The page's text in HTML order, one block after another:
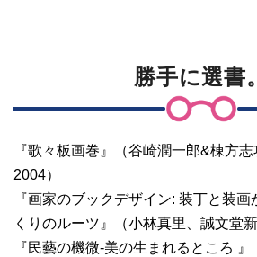
勝手に選書。
『歌々板画巻』（谷崎潤一郎&棟方志
2004）
『画家のブックデザイン: 装丁と装
くりのルーツ』（小林真里、誠文堂
『民藝の機微-美の生まれるところ